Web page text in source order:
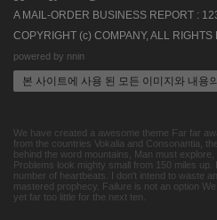
A MAIL-ORDER BUSINESS REPORT :
COPYRIGHT (c) COMPANY, ALL
powered by nnin
본 사이트에 사용 된 모든 이미지와 내용
We have created a awesome theme Far far
from the countries Vokalia and Consonantia,
behind the word mountains, Man must
Problems look mighty small from 150 miles
number of heartbeats. I don't intend to waste
mastered prophecy. Failure is not an option
yet far too little for the next ten.